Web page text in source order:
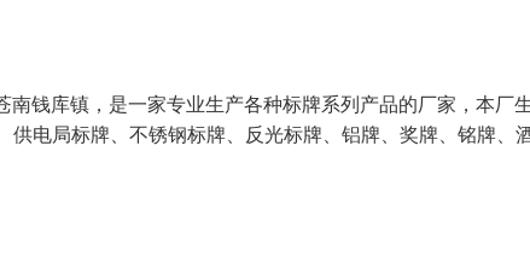
钱库镇，是一家专业生产各种标牌系列产品的厂家，本厂
电局标牌、不锈钢标牌、反光标牌、铝牌、奖牌、铭牌、